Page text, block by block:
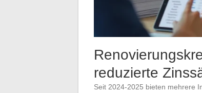
reduzierte
Seit 2024-2025 bieten mehrere